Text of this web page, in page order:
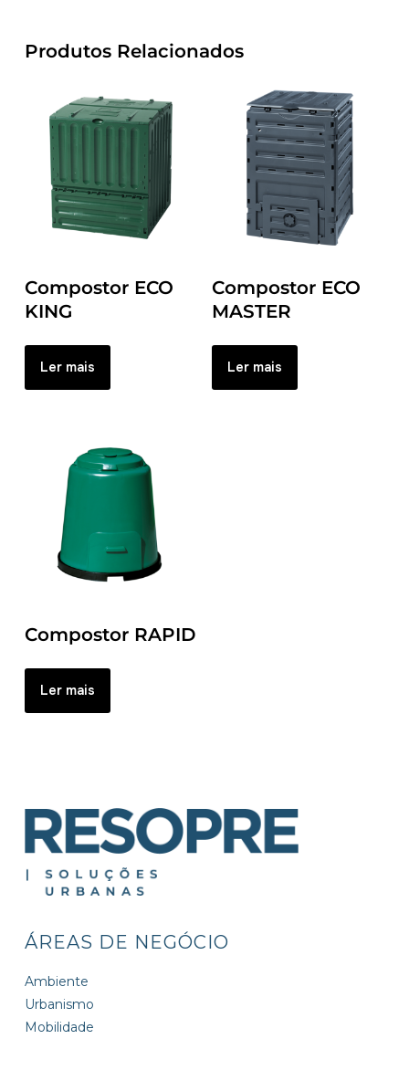
Produtos Relacionados
Compostor ECO
KING
Ler mais
Compostor ECO
MASTER
Ler mais
Compostor RAPID
Ler mais
ÁREAS DE NEGÓCIO
Ambiente
Urbanismo
Mobilidade